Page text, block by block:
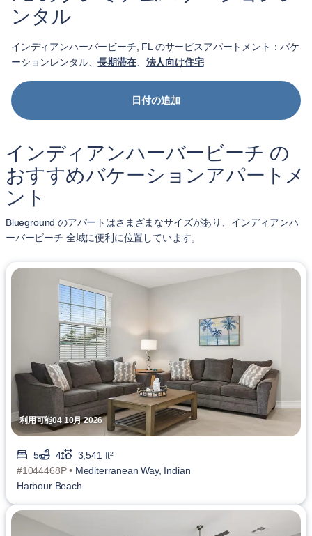
ンタル
インディアンハーバービーチ, FL のサービスアパートメント：バケ
ーションレンタル、長期滞在、 法人向け住宅
日付の追加
インディアンハーバービーチ の
おすすめバケーションアパートメ
ント
Blueground のアパートはさまざまなサイズがあり、インディアンハ
ーバービーチ 全域に便利に位置しています。
利用可能04 10月 2026
5 4
3,541 ft²
#1044468P • Mediterranean Way, Indian
Harbour Beach